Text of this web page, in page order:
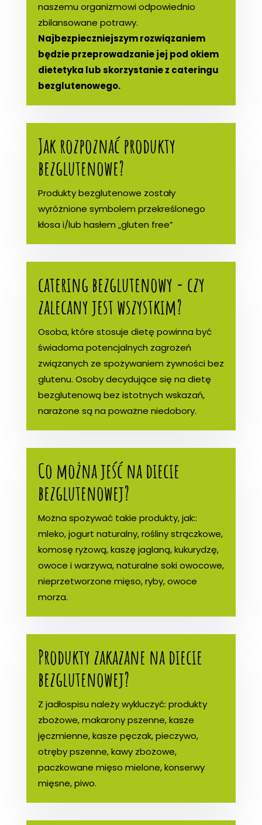
naszemu organizmowi odpowiednio
zbilansowane potrawy.
Najbezpieczniejszym rozwiązaniem
będzie przeprowadzanie jej pod okiem
dietetyka lub skorzystanie z cateringu
bezglutenowego.
Jak rozpoznać produkty
bezglutenowe?
Produkty bezglutenowe zostały
wyróżnione symbolem przekreślonego
kłosa i/lub hasłem „gluten free”
catering bezglutenowy - czy
zalecany jest wszystkim?
Osoba, które stosuje dietę powinna być
świadoma potencjalnych zagrożeń
związanych ze spożywaniem żywności bez
glutenu. Osoby decydujące się na dietę
bezglutenową bez istotnych wskazań,
narażone są na poważne niedobory.
Co można jeść na diecie
bezglutenowej?
Można spożywać takie produkty, jak::
mleko, jogurt naturalny, rośliny strączkowe,
komosę ryżową, kaszę jaglaną, kukurydzę,
owoce i warzywa, naturalne soki owocowe,
nieprzetworzone mięso, ryby, owoce
morza.
Produkty zakazane na diecie
bezglutenowej?
Z jadłospisu należy wykluczyć: produkty
zbożowe, makarony pszenne, kasze
jęczmienne, kasze pęczak, pieczywo,
otręby pszenne, kawy zbożowe,
paczkowane mięso mielone, konserwy
mięsne, piwo.